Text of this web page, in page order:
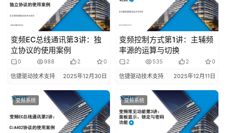
常
问
题
变频EC总线通讯第3讲：独
立协议的使用案例
0 988 2 0
信捷驱动技术支持 2025年12月30日
变频控制方式第1讲：主辅频
率源的运算与切换
2 535 2 0
信捷驱动技术支持 2025年12月11日
变频系统 变频系统